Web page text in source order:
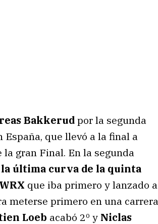
Bakkerud por la segunda
que llevó a la final a
la gran Final. En la segunda
última curva de la quinta
que iba primero y lanzado a
meterse primero en una carrera
Loeb acabó 2º y Niclas